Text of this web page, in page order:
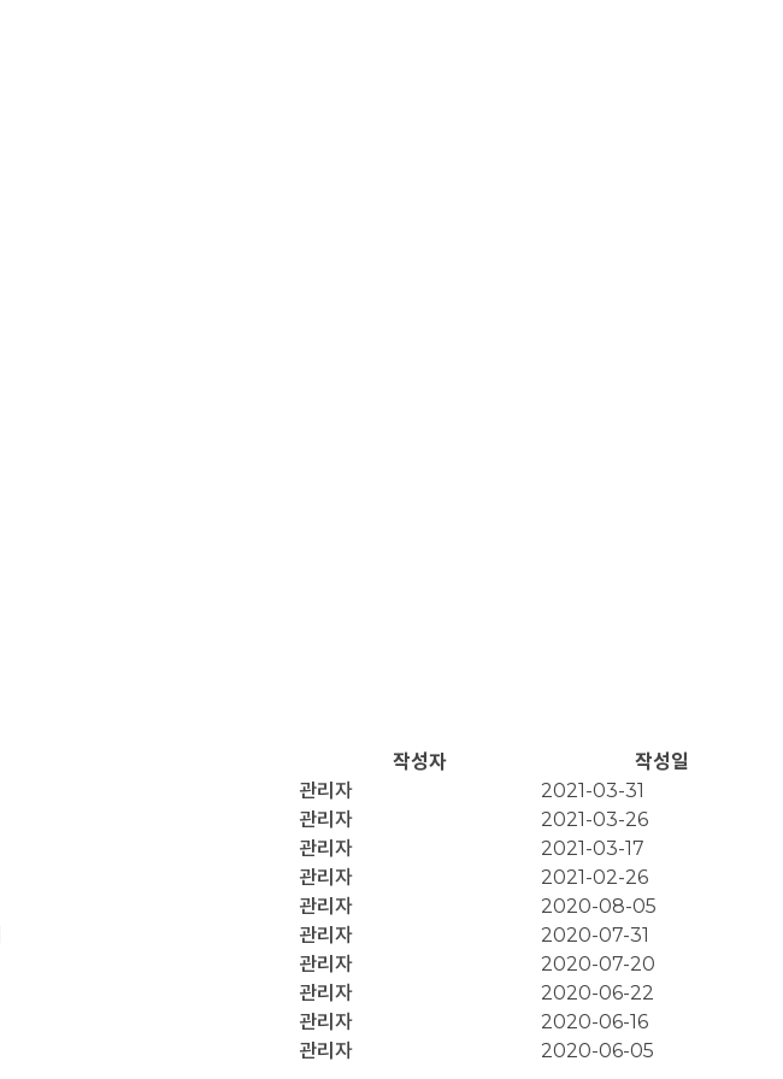
작성자
작성일
관리자
2021-03-31
관리자
2021-03-26
관리자
2021-03-17
관리자
2021-02-26
관리자
2020-08-05
관리자
2020-07-31
관리자
2020-07-20
관리자
2020-06-22
관리자
2020-06-16
관리자 2020-06-05